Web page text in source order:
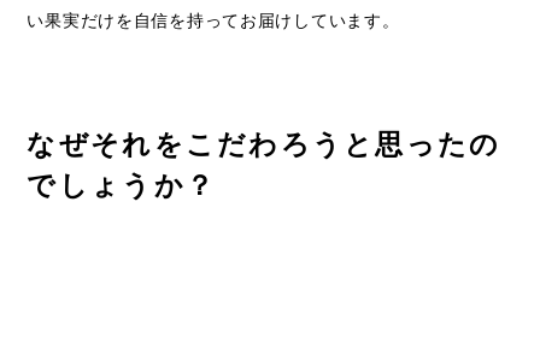
い果実だけを自信を持ってお届けしています。
なぜそれをこだわろうと思ったの
でしょうか？